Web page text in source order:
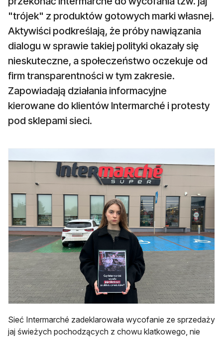
"trójek" z produktów gotowych marki własnej.
Aktywiści podkreślają, że próby nawiązania
dialogu w sprawie takiej polityki okazały się
nieskuteczne, a społeczeństwo oczekuje od
firm transparentności w tym zakresie.
Zapowiadają działania informacyjne
kierowane do klientów Intermarché i protesty
pod sklepami sieci.
Sieć Intermarché zadeklarowała wycofanie ze sprzedaży
jaj świeżych pochodzących z chowu klatkowego, nie